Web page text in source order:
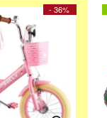
- 36%